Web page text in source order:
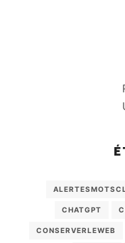
CHATGPT
CONSERVERLEWEB